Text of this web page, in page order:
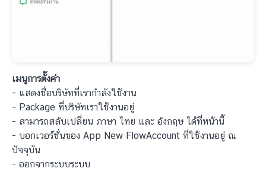
เมนูการตั้งค่า
- แสดงชื่อบริษัทที่เรากำลังใช้งาน
- Package ที่บริษัทเราใช้งานอยู่
- สามารถสลับเปลี่ยน ภาษา ไทย และ อังกฤษ ได้ที่หน้านี้
- บอกเวอร์ชั่นของ App New FlowAccount ที่ใช้งานอยู่ ณ
ปัจจุบัน
- ออกจากระบบระบบ